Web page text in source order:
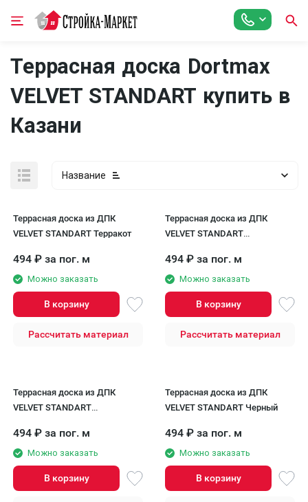
Террасная доска Dortmax
VELVET STANDART купить в
Казани
Название
Террасная доска из ДПК
VELVET STANDART Терракот
494 ₽ за пог. м
Можно заказать
В корзину
Рассчитать материал
Террасная доска из ДПК
VELVET STANDART
494 ₽ за пог. м
Можно заказать
В корзину
Рассчитать материал
Террасная доска из ДПК
VELVET STANDART
494 ₽ за пог. м
Можно заказать
В корзину
Террасная доска из ДПК
VELVET STANDART Черный
494 ₽ за пог. м
Можно заказать
В корзину